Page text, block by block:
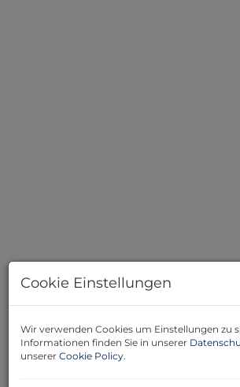
Beschreibung
Cookie Einstellungen
Wir verwenden Cookies um Einstellungen zu
Informationen finden Sie in unserer
unserer Cookie Policy.